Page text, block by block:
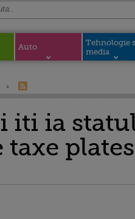
Auto
Tehnologie
media
iti ia
taxe